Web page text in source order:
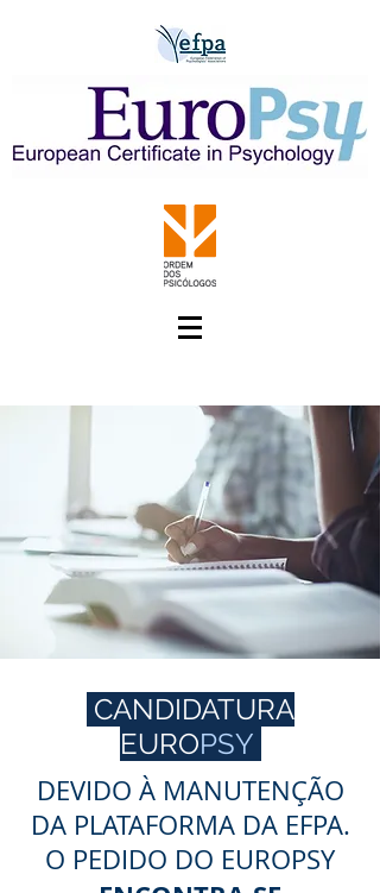
CANDIDATURA
EUROPSY
DEVIDO À MANUTENÇÃO
DA PLATAFORMA DA EFPA.
O PEDIDO DO EUROPSY